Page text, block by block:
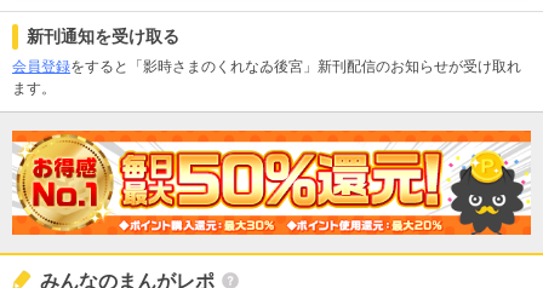
新刊通知を受け取る
会員登録をすると「影時さまのくれなゐ後宮」新刊配信のお知らせが受け取れ
ます。
みんなのまんがレポ